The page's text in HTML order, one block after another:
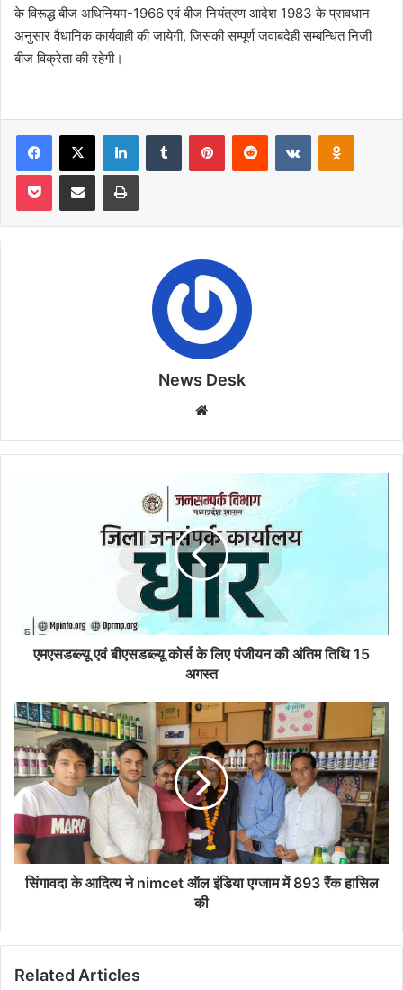
के विरूद्ध बीज अधिनियम-1966 एवं बीज नियंत्रण आदेश 1983 के प्रावधान
अनुसार वैधानिक कार्यवाही की जायेगी, जिसकी सम्पूर्ण जवाबदेही सम्बन्धित निजी
बीज विक्रेता की रहेगी।
Facebook
X LinkedInTumblr PinterestReddit VKontakte
Pocket Share via Email Print
News Desk
अंतिम
तिथिएमएसडब्ल्यू एवं बीएसडब्ल्यू कोर्स के लिए पंजीयन की अंतिम तिथि 15
अगस्त
सिंगावदा
के
आदित्य
ने
nimcet
ऑल
इंडिया
एग्जाम
में
893
सिंगावदा के आदित्य ने nimcet ऑल इंडिया एग्जाम में 893 रैंक हासिल
की
Related Articles